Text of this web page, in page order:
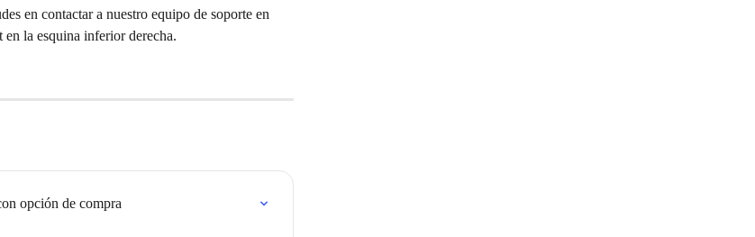
en contactar a nuestro equipo de soporte en
en la esquina inferior derecha.
opción de compra